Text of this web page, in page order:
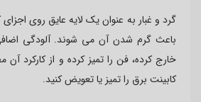
گرد و غبار به عنوان یک لایه عایق روی
باعث گرم شدن آن می شوند. آلودگی اضافی
خارج کرده، فن را تمیز کرده و از کارکرد
کابینت برق را تمیز یا تعویض کنید.